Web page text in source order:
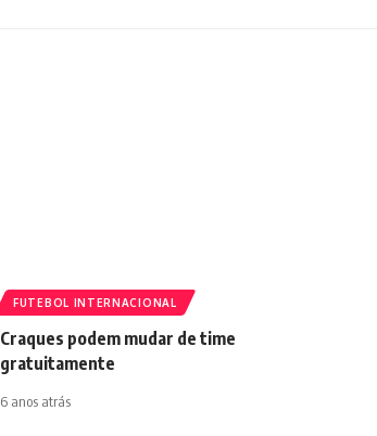
FUTEBOL INTERNACIONAL
Craques podem mudar de time
gratuitamente
6 anos atrás